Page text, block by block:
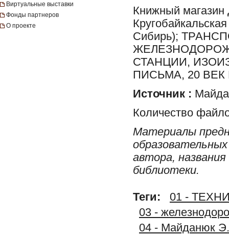
Виртуальные выставки
Фонды партнеров
О проекте
Книжный
Сибирь);
СТАНЦИИ,
ПИСЬМА, 20
Источник :
Количество
Материалы
автора,
библиотеки.
Теги:
01 -
03 -
04 - Майданюк Э.